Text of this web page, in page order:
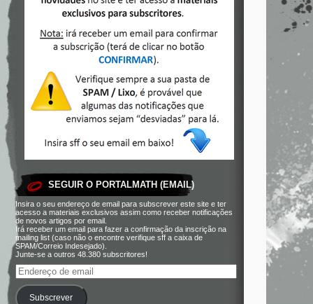
SEGUIR O PORTALMATH (EMAIL)
Insira o seu endereço de email para subscrever este site e ter
acesso a materiais exclusivos assim como receber notificações
de novos artigos por email.
Irá receber um email para fazer a confirmação da inscrição na
mailing list (caso não o encontre verifique sff a caixa de
SPAM/Correio Indesejado).
Junte-se a outros 48.380 subscritores!
Subscrever